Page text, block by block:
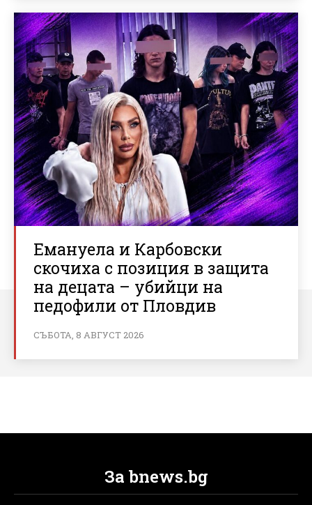
Емануела и Карбовски
скочиха с позиция в защита
на децата – убийци на
педофили от Пловдив
СЪБОТА, 8 АВГУСТ 2026
За bnews.bg